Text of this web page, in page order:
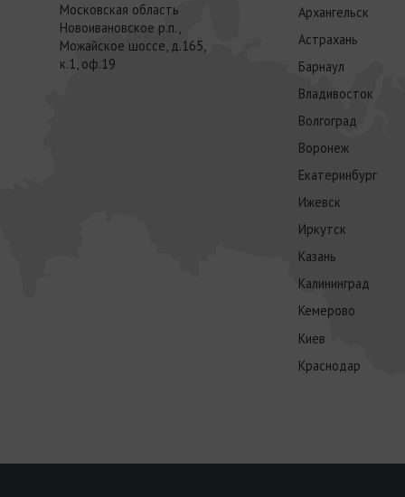
Московская область
Новоивановское р.п.,
Можайское шоссе, д.165,
к.1, оф.19
Архангельск
Астрахань
Барнаул
Владивосток
Волгоград
Воронеж
Екатеринбург
Ижевск
Иркутск
Казань
Калининград
Кемерово
Киев
Краснодар